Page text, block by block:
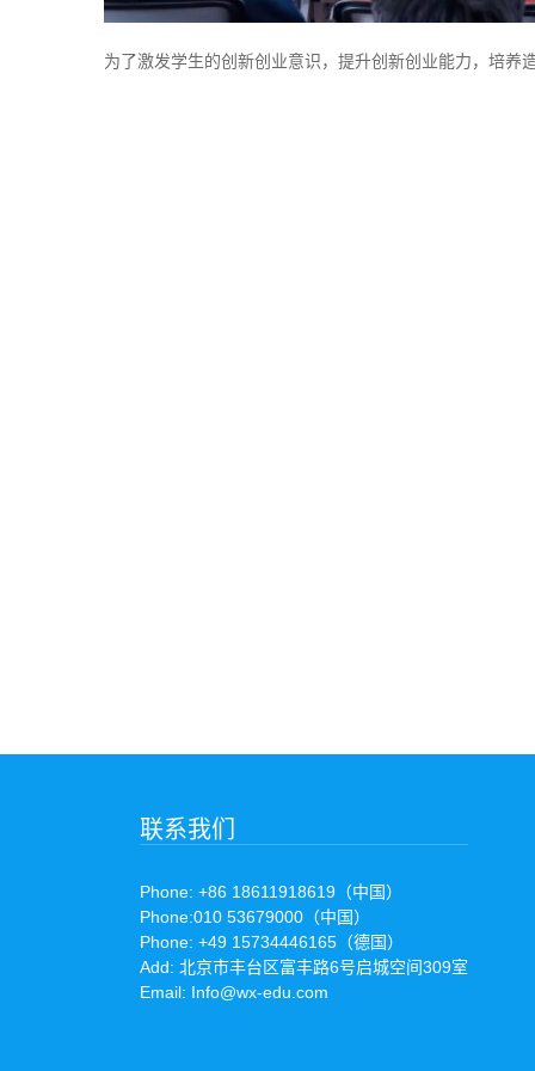
为了激发学生的创新创业意识，提升创新创业能力，培
联系我们
Phone: +86 18611918619（中国）
Phone:010 53679000（中国）
Phone: +49 15734446165（德国）
Add: 北京市丰台区富丰路6号启城空间309室
Email: Info@wx-edu.com